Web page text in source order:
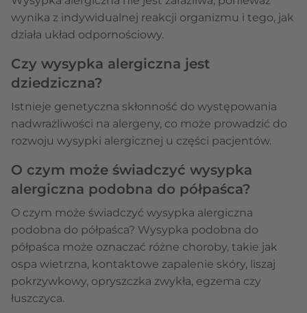
wynika z indywidualnej reakcji organizmu i tego, jak
działa układ odpornościowy.
Czy wysypka alergiczna jest
dziedziczna?
Istnieje genetyczna skłonność do występowania
nadwrażliwości na alergeny, co może prowadzić do
rozwoju wysypki alergicznej u części pacjentów.
O czym może świadczyć wysypka
alergiczna podobna do półpaśca?
O czym może świadczyć wysypka alergiczna
podobna do półpaśca? Wysypka podobna do
półpaśca może oznaczać różne choroby, takie jak
ospa wietrzna, kontaktowe zapalenie skóry, liszaj
pokrzywkowy, opryszczka zwykła, egzema czy
łuszczyca.